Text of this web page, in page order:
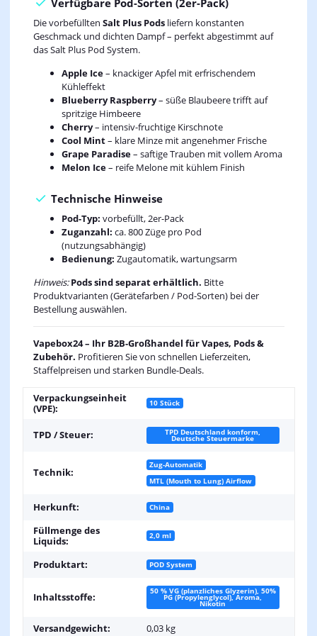
Verfügbare Pod-Sorten (2er-Pack)
Die vorbefüllten Salt Plus Podsliefern konstanten
Geschmack und dichten Dampf – perfekt abgestimmt auf
das Salt Plus Pod System.
Apple Ice– knackiger Apfel mit erfrischendem
Kühleffekt
Blueberry Raspberry– süße Blaubeere trifft auf
spritzige Himbeere
Cherry– intensiv-fruchtige Kirschnote
Cool Mint– klare Minze mit angenehmer Frische
Grape Paradise– saftige Trauben mit vollem Aroma
Melon Ice– reife Melone mit kühlem Finish
Technische Hinweise
Pod-Typ: vorbefüllt, 2er-Pack
Zuganzahl: ca. 800 Züge pro Pod
(nutzungsabhängig)
Bedienung: Zugautomatik, wartungsarm
Hinweis: Pods sind separat erhältlich. Bitte
Produktvarianten (Gerätefarben / Pod-Sorten) bei der
Bestellung auswählen.
Vapebox24 – Ihr B2B-Großhandel für Vapes, Pods &
Zubehör. Profitieren Sie von schnellen Lieferzeiten,
Staffelpreisen und starken Bundle-Deals.
Verpackungseinheit
(VPE):
10 Stück
TPD / Steuer: TPD Deutschland konform,
Deutsche Steuermarke
Technik:
Zug-Automatik
MTL (Mouth to Lung) Airflow
Herkunft: China
Füllmenge des
Liquids:
2,0 ml
Produktart: POD System
Inhaltsstoffe:
50 % VG (planzliches Glyzerin), 50%
PG (Propylenglycol), Aroma,
Nikotin
Versandgewicht:
0,03 kg